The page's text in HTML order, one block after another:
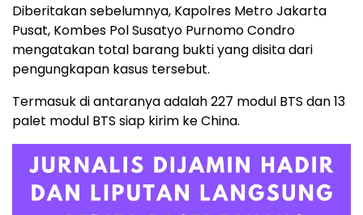
Diberitakan sebelumnya, Kapolres Metro Jakarta
Pusat, Kombes Pol Susatyo Purnomo Condro
mengatakan total barang bukti yang disita dari
pengungkapan kasus tersebut.
Termasuk di antaranya adalah 227 modul BTS dan 13
palet modul BTS siap kirim ke China.